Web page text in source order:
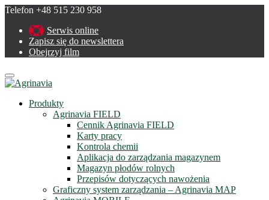
Telefon +48 515 230 958
Serwis online
Zapisz się do newslettera
Obejrzyj film
Menu
Produkty
Agrinavia FIELD
Cennik Agrinavia FIELD
Karty pracy
Kontrola chemii
Aplikacja do zarządzania magazynem
Magazyn płodów rolnych
Przepisów dotyczących nawożenia
Graficzny system zarządzania – Agrinavia MAP